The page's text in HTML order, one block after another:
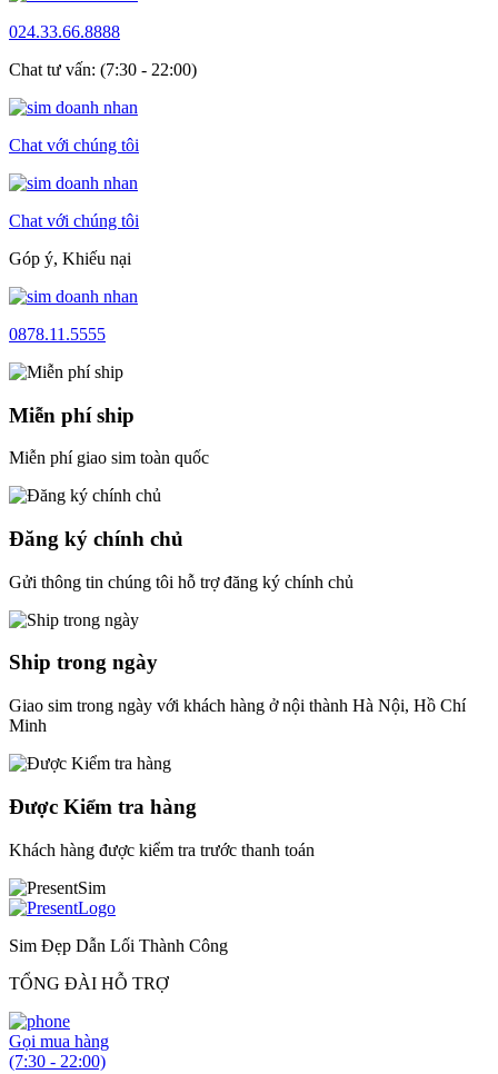
024.33.66.8888
Chat tư vấn: (7:30 - 22:00)
Chat với chúng tôi
Chat với chúng tôi
Góp ý, Khiếu nại
0878.11.5555
Miễn phí ship
Miễn phí giao sim toàn quốc
Đăng ký chính chủ
Gửi thông tin chúng tôi hỗ trợ đăng ký chính chủ
Ship trong ngày
Giao sim trong ngày với khách hàng ở nội thành Hà Nội, Hồ Chí
Minh
Được Kiểm tra hàng
Khách hàng được kiểm tra trước thanh toán
Sim Đẹp Dẫn Lối Thành Công
TỔNG ĐÀI HỖ TRỢ
Gọi mua hàng
(7:30 - 22:00)